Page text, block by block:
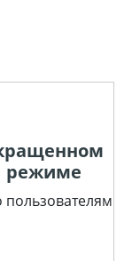
режиме
пользователям